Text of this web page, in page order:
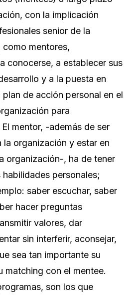
con la implicación
senior de la
mentores,
conocerse, a establecer sus
y a la puesta en
plan de acción personal en el
para
mentor, -además de ser
la organización y estar en
organización-, ha de tener
habilidades personales;
saber escuchar, saber
hacer preguntas
valores, dar
sin interferir, aconsejar,
sea tan importante su
matching con el mentee.
son los que